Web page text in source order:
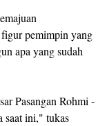
figur pemimpin yang
apa yang sudah
Pasangan Rohmi -
saat ini," tukas